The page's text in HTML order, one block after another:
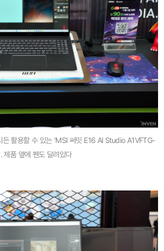
활용할 수 있는 'MSI 써밋 E16 AI Studio A1VFTG-
제품 옆에 펜도 달려있다